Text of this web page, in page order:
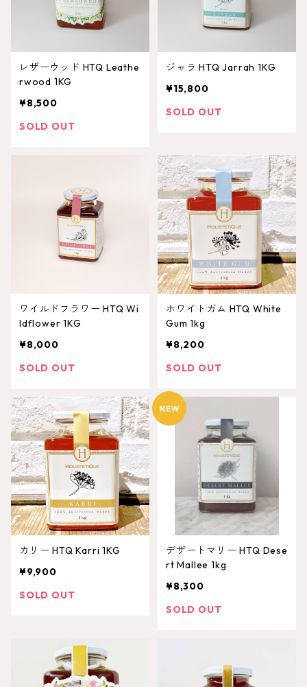
レザーウッド HTQ Leathe
rwood 1KG
¥8,500
SOLD OUT
ジャラ HTQ Jarrah 1KG
¥15,800
SOLD OUT
ワイルドフラワー HTQ Wi
ldflower 1KG
¥8,000
SOLD OUT
ホワイトガム HTQ White
Gum 1kg
¥8,200
SOLD OUT
カリー HTQ Karri 1KG
¥9,900
SOLD OUT
デザートマリー HTQ Dese
rt Mallee 1kg
¥8,300
SOLD OUT